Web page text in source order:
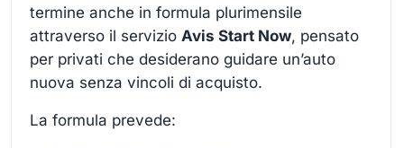
termine anche in formula plurimensile
attraverso il servizio Avis Start Now, pensato
per privati che desiderano guidare un’auto
nuova senza vincoli di acquisto.
La formula prevede: